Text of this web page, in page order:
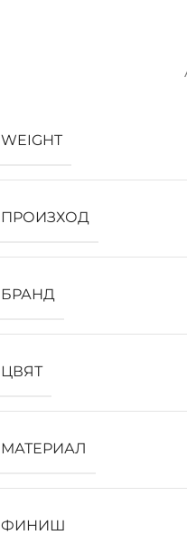
WEIGHT
ПРОИЗХОД
БРАНД
ЦВЯТ
МАТЕРИАЛ
ФИНИШ